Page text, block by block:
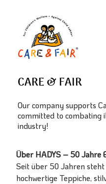
CARE & FAIR
Our company supports
committed to combating
industry!
Über HADYS – 50 Jahre
Seit über 50 Jahren
hochwertige Teppiche,